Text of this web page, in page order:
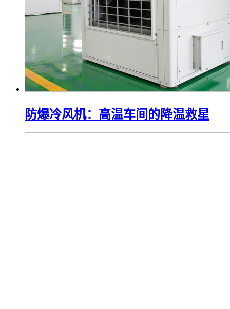
防爆冷风机：高温车间的降温救星